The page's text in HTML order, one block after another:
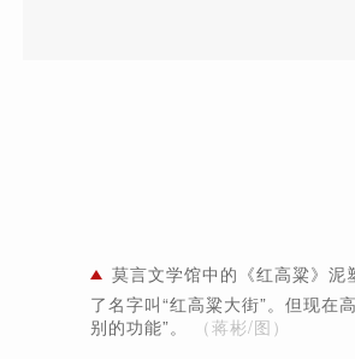
莫言文学馆中的《红高粱》泥
了名字叫“红高粱大街”。但现在
别的功能”。
（蒋彬/图）